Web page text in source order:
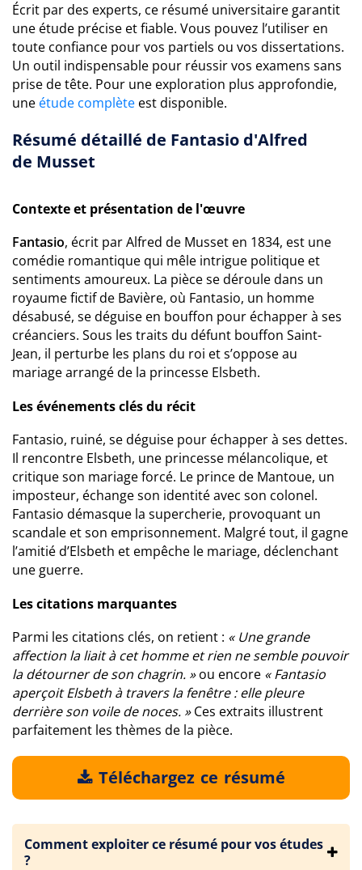
Écrit par des experts, ce résumé universitaire garantit
une étude précise et fiable. Vous pouvez l’utiliser en
toute confiance pour vos partiels ou vos dissertations.
Un outil indispensable pour réussir vos examens sans
prise de tête. Pour une exploration plus approfondie,
une étude complète est disponible.
Résumé détaillé de Fantasio d'Alfred
de Musset
Contexte et présentation de l'œuvre
Fantasio, écrit par Alfred de Musset en 1834, est une
comédie romantique qui mêle intrigue politique et
sentiments amoureux. La pièce se déroule dans un
royaume fictif de Bavière, où Fantasio, un homme
désabusé, se déguise en bouffon pour échapper à ses
créanciers. Sous les traits du défunt bouffon Saint-
Jean, il perturbe les plans du roi et s’oppose au
mariage arrangé de la princesse Elsbeth.
Les événements clés du récit
Fantasio, ruiné, se déguise pour échapper à ses dettes.
Il rencontre Elsbeth, une princesse mélancolique, et
critique son mariage forcé. Le prince de Mantoue, un
imposteur, échange son identité avec son colonel.
Fantasio démasque la supercherie, provoquant un
scandale et son emprisonnement. Malgré tout, il gagne
l’amitié d’Elsbeth et empêche le mariage, déclenchant
une guerre.
Les citations marquantes
Parmi les citations clés, on retient : « Une grande
affection la liait à cet homme et rien ne semble pouvoir
la détourner de son chagrin. »ou encore « Fantasio
aperçoit Elsbeth à travers la fenêtre : elle pleure
derrière son voile de noces. »Ces extraits illustrent
parfaitement les thèmes de la pièce.
Téléchargez ce résumé
Comment exploiter ce résumé pour vos études
?